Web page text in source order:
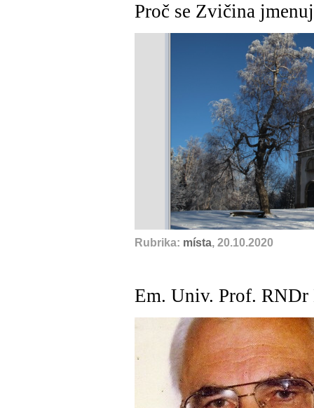
Proč se Zvičina
Rubrika: místa, 20.10.2020
Em. Univ. Prof.